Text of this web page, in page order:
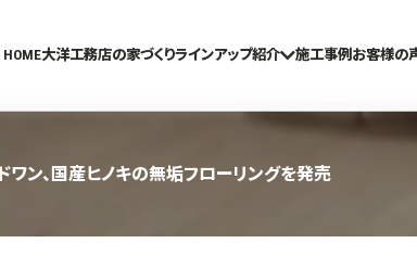
HOME大洋工務店の家づくりラインアップ紹介 施工事例 お客様の
ワン、国産ヒノキの無垢フローリングを発売